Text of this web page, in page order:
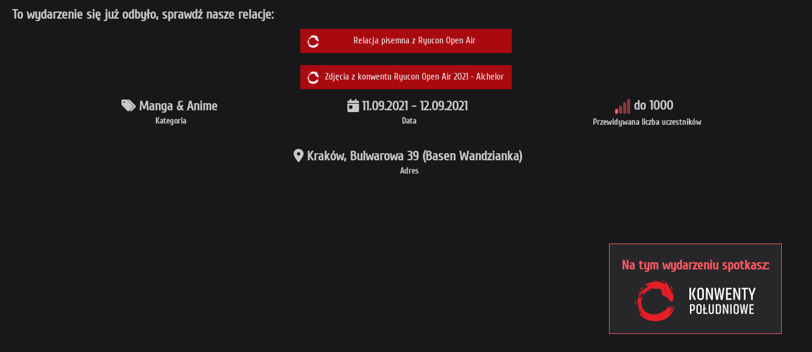
To wydarzenie się już odbyło, sprawdź nasze relacje:
Relacja pisemna z Ryucon Open Air
Zdjęcia z konwentu Ryucon Open Air 2021 - Alchelor
Kategoria
Manga & Anime
Data
11.09.2021 - 12.09.2021
Przewidywana liczba uczestników
do 1000
Adres
Kraków, Bulwarowa 39 (Basen Wandzianka)
Na tym wydarzeniu spotkasz: